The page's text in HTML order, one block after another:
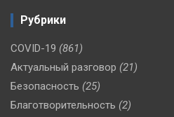
Рубрики
COVID-19 (861)
Актуальный разговор (21)
Безопасность (25)
Благотворительность (2)